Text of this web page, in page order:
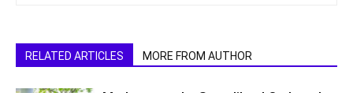
RELATED ARTICLES MORE FROM AUTHOR